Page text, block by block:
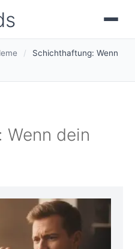
/
Schichthaftung: Wenn
dein